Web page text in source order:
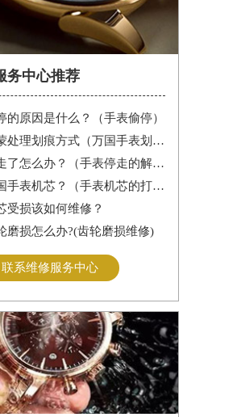
务中心推荐
的原因是什么？（手表偷停）
万国手表表蒙处理划痕方式（万国手表划痕怎么处理）
万国手表停走了怎么办？（手表停走的解决方法）
如何打磨万国手表机芯？（手表机芯的打磨方法）
受损该如何维修？
磨损怎么办?(齿轮磨损维修)
联系维修服务中心